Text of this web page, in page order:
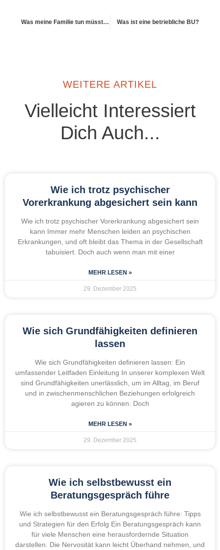
Was meine Familie tun müsste, wenn ich ausfalle Was ist eine betriebliche BU?
WEITERE ARTIKEL
Vielleicht Interessiert
Dich Auch...
Wie ich trotz psychischer
Vorerkrankung abgesichert sein kann
Wie ich trotz psychischer Vorerkrankung abgesichert sein
kann Immer mehr Menschen leiden an psychischen
Erkrankungen, und oft bleibt das Thema in der Gesellschaft
tabuisiert. Doch auch wenn man mit einer
MEHR LESEN »
29. Dezember 2025
Wie sich Grundfähigkeiten definieren
lassen
Wie sich Grundfähigkeiten definieren lassen: Ein
umfassender Leitfaden Einleitung In unserer komplexen Welt
sind Grundfähigkeiten unerlässlich, um im Alltag, im Beruf
und in zwischenmenschlichen Beziehungen erfolgreich
agieren zu können. Doch
MEHR LESEN »
29. Dezember 2025
Wie ich selbstbewusst ein
Beratungsgespräch führe
Wie ich selbstbewusst ein Beratungsgespräch führe: Tipps
und Strategien für den Erfolg Ein Beratungsgespräch kann
für viele Menschen eine herausfordernde Situation
darstellen. Die Nervosität kann leicht Überhand nehmen, und